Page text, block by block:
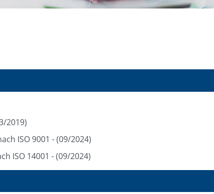
2019)
ISO 9001 - (09/2024)
ISO 14001 - (09/2024)